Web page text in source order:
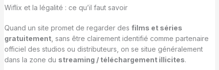
Wiflix et la légalité : ce qu’il faut savoir
Quand un site promet de regarder des films et séries
gratuitement, sans être clairement identifié comme partenaire
officiel des studios ou distributeurs, on se situe généralement
dans la zone du streaming / téléchargement illicites.